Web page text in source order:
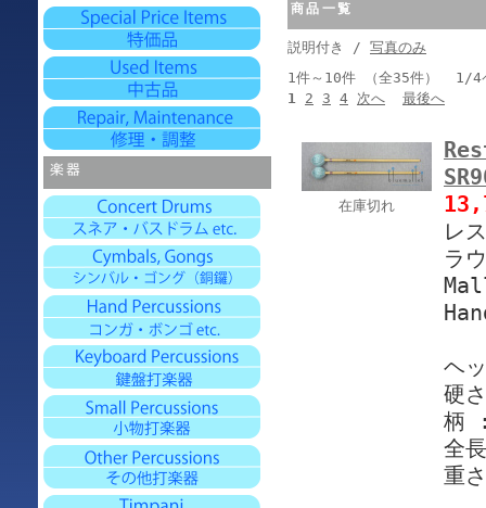
商品一覧
説明付き / 写真のみ
1件～10件 （全35件） 1/4
1 2 3 4 次へ 最後へ
在庫切れ
レ
ラ
ヘ
硬
柄
全
重